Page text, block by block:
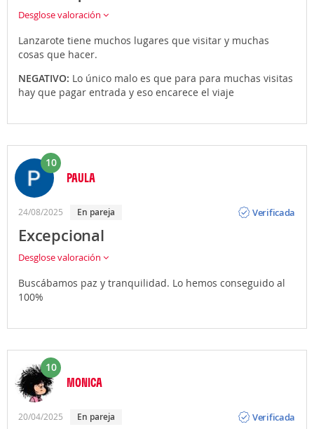
Desglose valoración
Lanzarote tiene muchos lugares que visitar y muchas
cosas que hacer.
NEGATIVO: Lo único malo es que para para muchas visitas
hay que pagar entrada y eso encarece el viaje
10
PAULA
24/08/2025 En pareja
Verificada
Excepcional
Desglose valoración
Buscábamos paz y tranquilidad. Lo hemos conseguido al
100%
10
MONICA
20/04/2025 En pareja
Verificada